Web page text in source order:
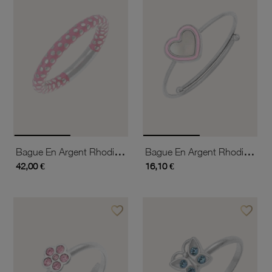
Bague En Argent Rhodié Et Laque
42,00 €
Bague En Argent Rhodié Et Laque, Réglable, Coeur
16,10 €
favorite_borderAjouter à vos favoris favorite_borderAjouter